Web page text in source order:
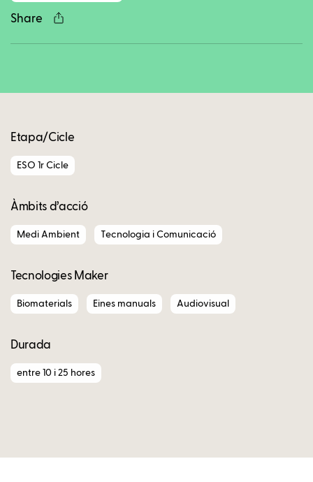
Share
Etapa/Cicle
ESO 1r Cicle
Àmbits d’acció
Medi Ambient Tecnologia i Comunicació
Tecnologies Maker
Biomaterials Eines manuals Audiovisual
Durada
entre 10 i 25 hores